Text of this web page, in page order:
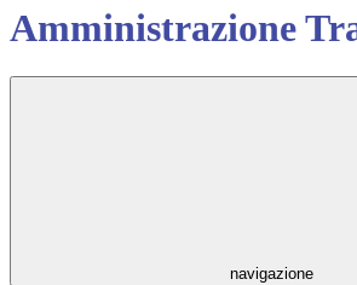
Amministrazione
navigazione